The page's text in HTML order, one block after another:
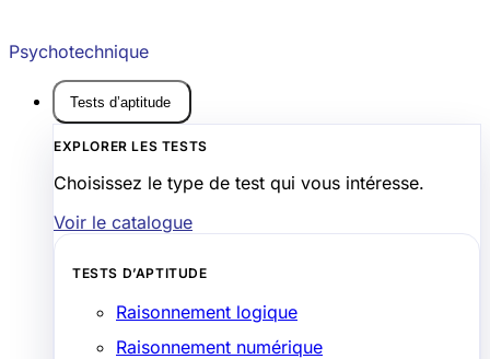
Psychotechnique
Tests d’aptitude
EXPLORER LES TESTS
Choisissez le type de test qui vous intéresse.
Voir le catalogue
TESTS D’APTITUDE
Raisonnement logique
Raisonnement numérique